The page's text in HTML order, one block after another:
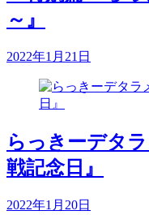
～』
2022年1月21日
らっきーデタ
戦記念日』
2022年1月20日